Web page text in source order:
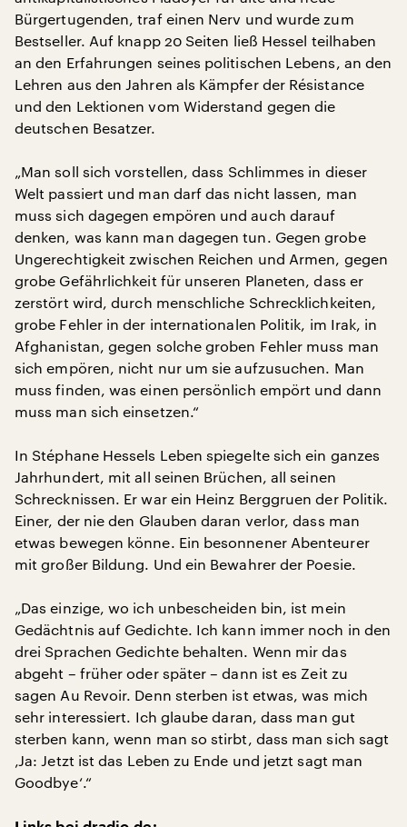
Bürgertugenden, traf einen Nerv und wurde zum
Bestseller. Auf knapp 20 Seiten ließ Hessel teilhaben
an den Erfahrungen seines politischen Lebens, an den
Lehren aus den Jahren als Kämpfer der Résistance
und den Lektionen vom Widerstand gegen die
deutschen Besatzer.
„Man soll sich vorstellen, dass Schlimmes in dieser
Welt passiert und man darf das nicht lassen, man
muss sich dagegen empören und auch darauf
denken, was kann man dagegen tun. Gegen grobe
Ungerechtigkeit zwischen Reichen und Armen, gegen
grobe Gefährlichkeit für unseren Planeten, dass er
zerstört wird, durch menschliche Schrecklichkeiten,
grobe Fehler in der internationalen Politik, im Irak, in
Afghanistan, gegen solche groben Fehler muss man
sich empören, nicht nur um sie aufzusuchen. Man
muss finden, was einen persönlich empört und dann
muss man sich einsetzen.“
In Stéphane Hessels Leben spiegelte sich ein ganzes
Jahrhundert, mit all seinen Brüchen, all seinen
Schrecknissen. Er war ein Heinz Berggruen der Politik.
Einer, der nie den Glauben daran verlor, dass man
etwas bewegen könne. Ein besonnener Abenteurer
mit großer Bildung. Und ein Bewahrer der Poesie.
„Das einzige, wo ich unbescheiden bin, ist mein
Gedächtnis auf Gedichte. Ich kann immer noch in den
drei Sprachen Gedichte behalten. Wenn mir das
abgeht – früher oder später – dann ist es Zeit zu
sagen Au Revoir. Denn sterben ist etwas, was mich
sehr interessiert. Ich glaube daran, dass man gut
sterben kann, wenn man so stirbt, dass man sich sagt
‚Ja: Jetzt ist das Leben zu Ende und jetzt sagt man
Goodbye‘.“